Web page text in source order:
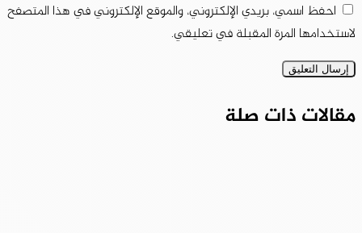
احفظ اسمي، بريدي الإلكتروني، والموقع الإلكتروني في هذا المتصفح
لاستخدامها المرة المقبلة في تعليقي.
مقالات ذات صلة